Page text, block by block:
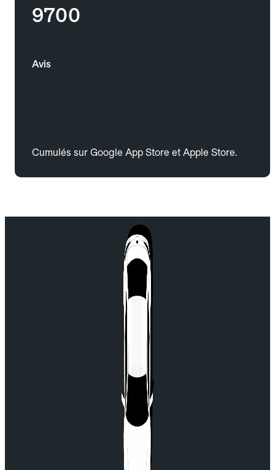
9700
Avis
Cumulés sur Google App Store et Apple Store.